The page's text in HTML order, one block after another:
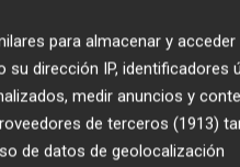
estará
que es lo más
de euros. "Nos
para almacenar y acceder
dirección IP, identificadores
medir anuncios y
de terceros (1913)
de datos de geolocalización